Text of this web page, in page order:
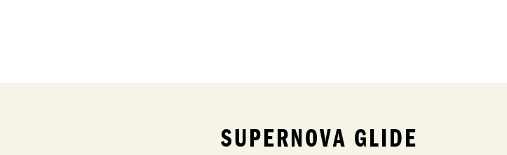
SUPERNOVA GLIDE